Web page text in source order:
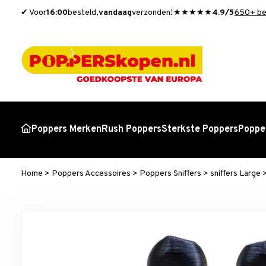
✔ Voor16:00besteld,vandaagverzonden!★★★★★4.9/5650+
Poppers MerkenRush PoppersSterkste Poppers
Home > Poppers Accessoires > Poppers Sniffers > sniffers Large